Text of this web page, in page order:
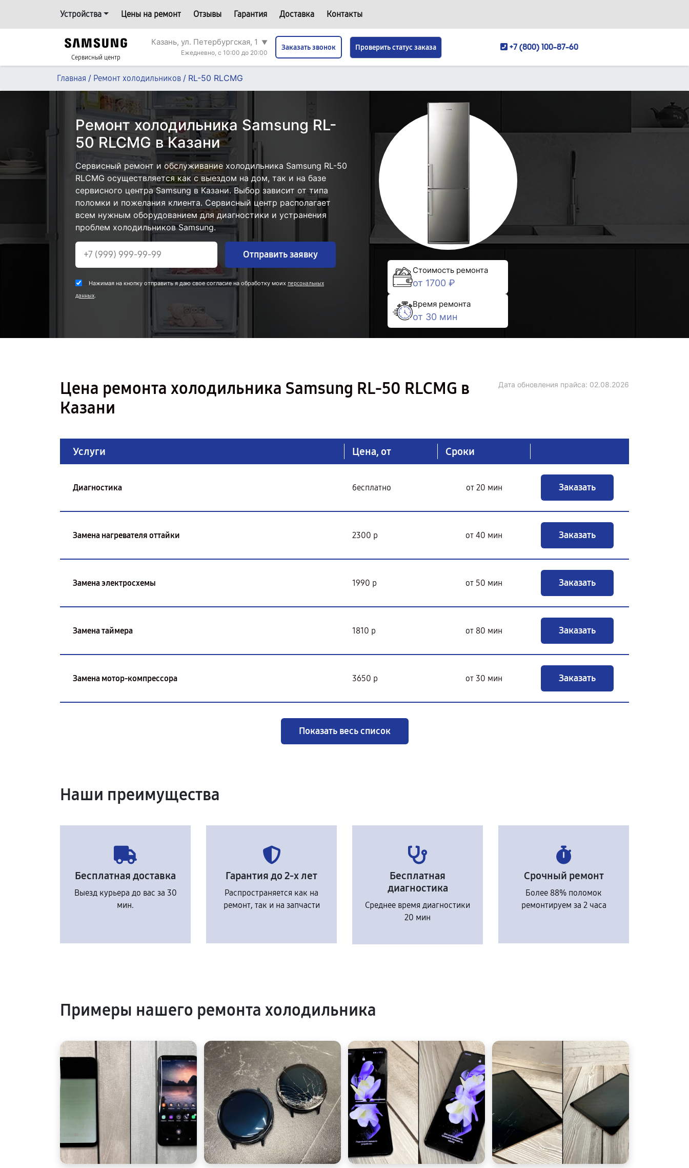
Устройства Цены на ремонт Отзывы Гарантия Доставка Контакты
Сервисный центр
Казань, ул. Петербургская, 1
▼
Ежедневно, с 10:00 до 20:00
Заказать звонок Проверить статус заказа +7 (800) 100-87-60
Главная / Ремонт холодильников / RL-50 RLCMG
Ремонт холодильника Samsung RL-
50 RLCMG в Казани
Сервисный ремонт и обслуживание холодильника Samsung RL-50
RLCMG осуществляется как с выездом на дом, так и на базе
сервисного центра Samsung в Казани. Выбор зависит от типа
поломки и пожелания клиента. Сервисный центр располагает
всем нужным оборудованием для диагностики и устранения
проблем холодильников Samsung.
Отправить заявку
Нажимая на кнопку отправить я даю свое согласие на обработку моих персональных
данных.
Стоимость ремонта
от 1700 ₽
Время ремонта
от 30 мин
Цена ремонта холодильника Samsung RL-50 RLCMG в
Казани
Дата обновления прайса: 02.08.2026
Услуги Цена, от Сроки
Диагностика бесплатно от 20 мин Заказать
Замена нагревателя оттайки 2300 р от 40 мин Заказать
Замена электросхемы 1990 р от 50 мин Заказать
Замена таймера 1810 р от 80 мин Заказать
Замена мотор-компрессора 3650 р от 30 мин Заказать
Показать весь список
Наши преимущества
Бесплатная доставка
Выезд курьера до вас за 30
мин.
Гарантия до 2-х лет
Распространяется как на
ремонт, так и на запчасти
Бесплатная
диагностика
Среднее время диагностики
20 мин
Срочный ремонт
Более 88% поломок
ремонтируем за 2 часа
Примеры нашего ремонта холодильника